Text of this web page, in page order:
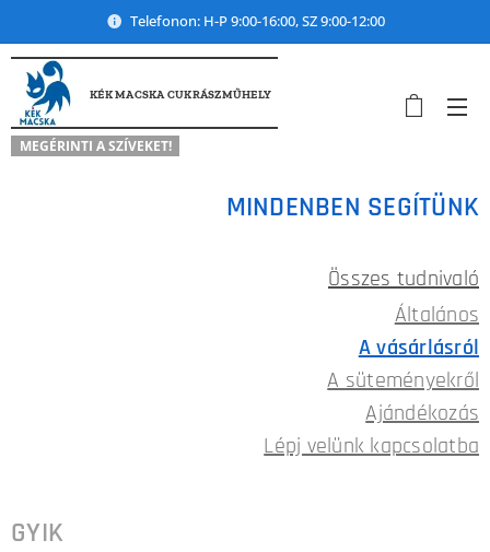
Telefonon: H-P 9:00-16:00, SZ 9:00-12:00
KÉK MACSKA CUKRÁSZMŰHELY
MEGÉRINTI A SZÍVEKET!
MINDENBEN SEGÍTÜNK
Összes tudnivaló
Általános
A vásárlásról
A süteményekről
Ajándékozás
Lépj velünk kapcsolatba
GYIK